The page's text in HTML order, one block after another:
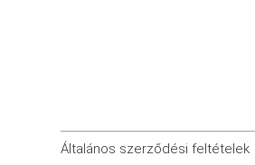
Általános szerződési feltételek